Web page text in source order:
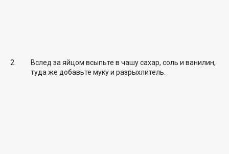
Вслед за яйцом всыпьте в чашу сахар, соль и ванилин,
туда же добавьте муку и разрыхлитель.